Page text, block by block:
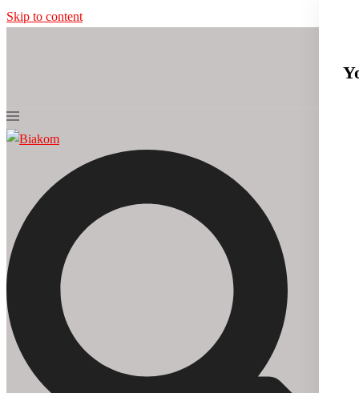
Skip to content